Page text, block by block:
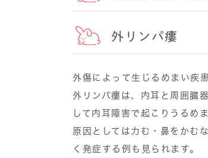
外リンパ瘻
外傷によって生じるめまい疾
外リンパ瘻は、内耳と周囲臓
して内耳障害で起こりうるめ
原因としては力む・鼻をかむ
く発症する例も見られます。